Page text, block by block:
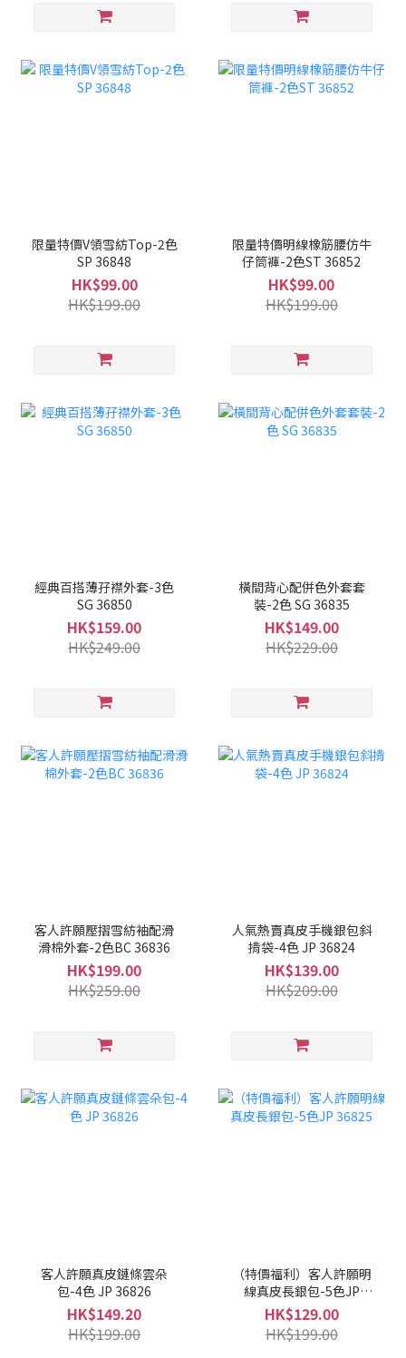
限量特價V領雪紡Top-2色
SP 36848
HK$99.00
HK$199.00
限量特價明線橡筋腰仿牛
仔筒褲-2色ST 36852
HK$99.00
HK$199.00
經典百搭薄孖襟外套-3色
SG 36850
HK$159.00
HK$249.00
橫間背心配併色外套套
裝-2色 SG 36835
HK$149.00
HK$229.00
客人許願壓摺雪紡袖配滑
滑棉外套-2色BC 36836
HK$199.00
HK$259.00
人氣熱賣真皮手機銀包斜
揹袋-4色 JP 36824
HK$139.00
HK$209.00
客人許願真皮鏈條雲朵
包-4色 JP 36826
HK$149.20
HK$199.00
（特價福利）客人許願明
線真皮長銀包-5色JP
36825
HK$129.00
HK$199.00